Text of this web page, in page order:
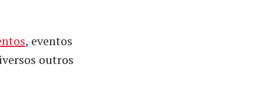
, eventos
outros